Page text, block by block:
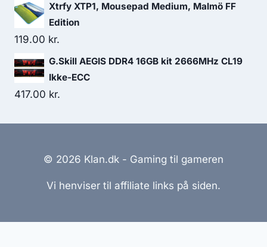
Xtrfy XTP1, Mousepad Medium, Malmö FF
Edition
119.00 kr.
G.Skill AEGIS DDR4 16GB kit 2666MHz CL19
Ikke-ECC
417.00 kr.
© 2026 Klan.dk - Gaming til gameren
Vi henviser til affiliate links på siden.